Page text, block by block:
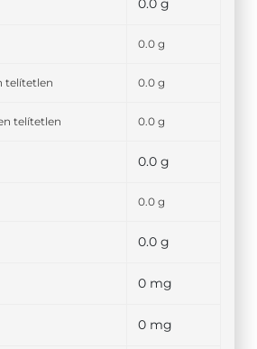
0.0 g
0.0 g
telítetlen 0.0 g
telítetlen 0.0 g
0.0 g
0.0 g
0.0 g
0 mg
0 mg